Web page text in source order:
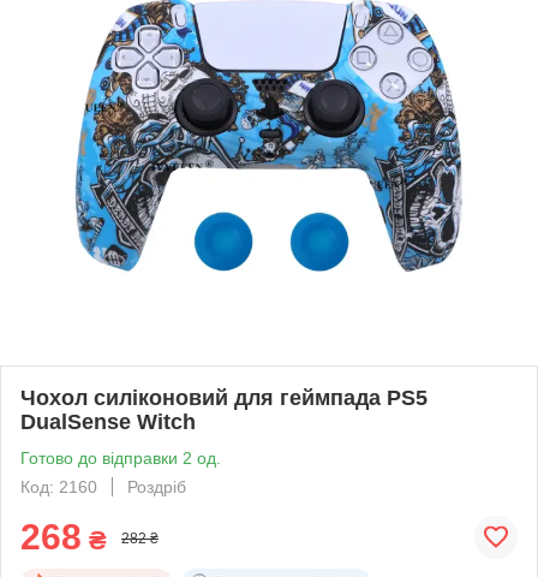
Чохол силіконовий для геймпада PS5
DualSense Witch
Готово до відправки 2 од.
Код: 2160
Роздріб
268 ₴ 282 ₴